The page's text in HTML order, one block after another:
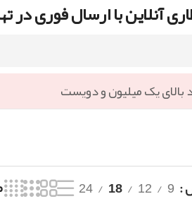
آنلاین با ارسال فوری در
بالای یک میلیون و دویست
9
12
18
24